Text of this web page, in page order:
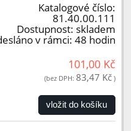
Katalogové číslo:
81.40.00.111
Dostupnost: skladem
v rámci: 48 hodin
101,00 Kč
(bez DPH: 83,47 Kč )
vložit do košíku